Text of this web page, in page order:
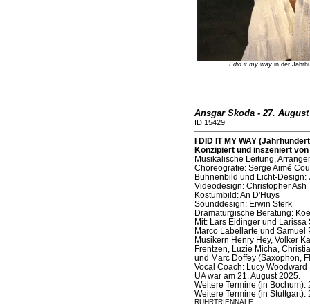
I did it my wayin der
Ansgar Skoda - 27. August
ID 15429
I DID IT MY WAY
Konzipiert und inszeniert von
Musikalische Leitung,
Choreografie: Serge Aimé
Bühnenbild und Licht-Design:
Videodesign: Christopher Ash
Kostümbild: An D'Huys
Sounddesign: Erwin Sterk
Dramaturgische Beratung:
Mit: Lars Eidinger und
Marco Labellarte und
Musikern Henry Hey, Volker
Frentzen, Luzie Micha,
und Marc Doffey (Saxophon,
Vocal Coach: Lucy Woodward
UA war am 21. August 2025.
Weitere Termine (in Bochum):
Weitere Termine (in Stuttgart):
RUHRTRIENNALE